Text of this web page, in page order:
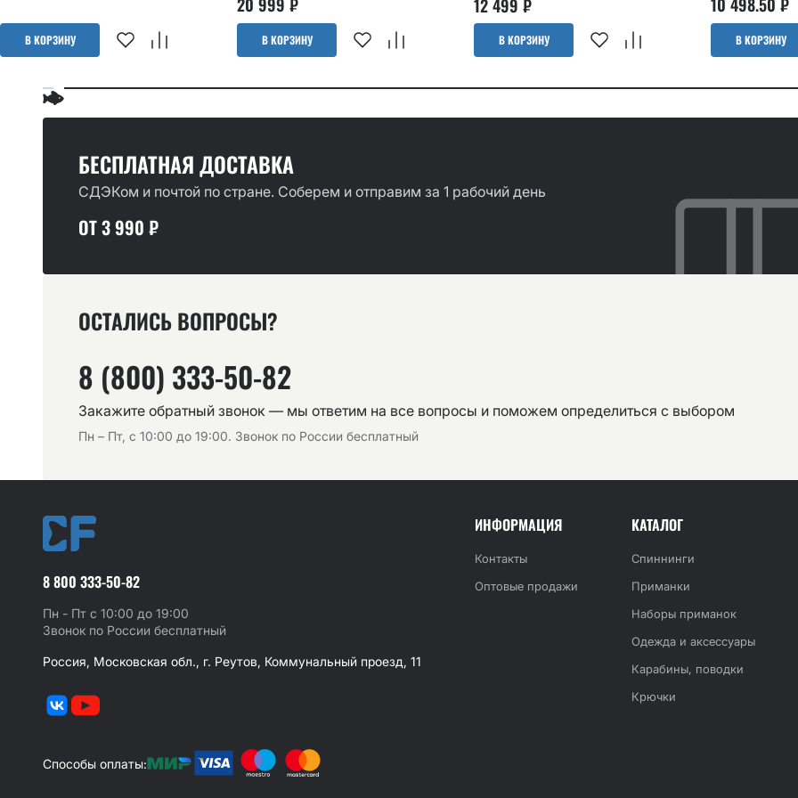
В КОРЗИНУ В КОРЗИНУ
12 499 ₽
В КОРЗИНУ В КОРЗИНУ
БЕСПЛАТНАЯ ДОСТАВКА
СДЭКом и почтой по стране. Соберем и отправим за 1 рабочий день
ОТ 3 990 ₽
ОСТАЛИСЬ ВОПРОСЫ?
8 (800) 333-50-82
Закажите обратный звонок — мы ответим на все вопросы и поможем определиться с выбором
Пн – Пт, с 10:00 до 19:00. Звонок по России бесплатный
8 800 333-50-82
Пн - Пт с 10:00 до 19:00
Звонок по России бесплатный
Россия, Московская обл., г. Реутов, Коммунальный проезд, 11
ИНФОРМАЦИЯ
Контакты
Оптовые продажи
КАТАЛОГ
Спиннинги
Приманки
Наборы приманок
Одежда и аксессуары
Карабины, поводки
Крючки
Способы оплаты: